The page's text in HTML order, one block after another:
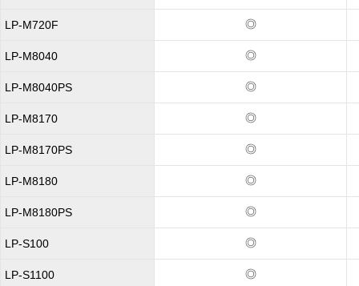
LP-M720F ◎
LP-M8040 ◎
LP-M8040PS ◎
LP-M8170 ◎
LP-M8170PS ◎
LP-M8180 ◎
LP-M8180PS ◎
LP-S100 ◎
LP-S1100 ◎